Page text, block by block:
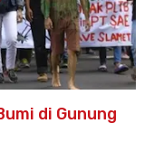
di Gunung